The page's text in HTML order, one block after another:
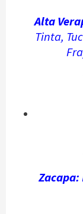
Alta
Tinta,
Zacapa: